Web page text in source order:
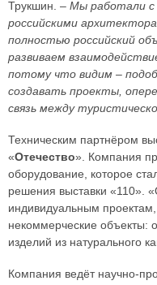
Трукшин. – Мы работали
российскими
полностью российский
развиваем
потому что видим –
создавать проекты,
связь между
Техническим партнёром
«Отечество». Компания
оборудование, которое
решения выставки «110».
индивидуальным
некоммерческие объекты:
изделий из натурального
Компания ведёт научно-